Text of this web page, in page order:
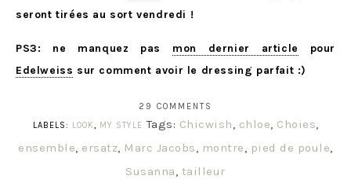
seront tirées au sort vendredi !
PS3: ne manquez pas mon dernier article
pour
Edelweiss sur comment avoir le dressing parfait :)
29 COMMENTS
LABELS: LOOK, MY STYLE Tags: Chicwish, chloe, Choies,
ensemble, ersatz, Marc Jacobs, montre, pied de poule,
Susanna, tailleur